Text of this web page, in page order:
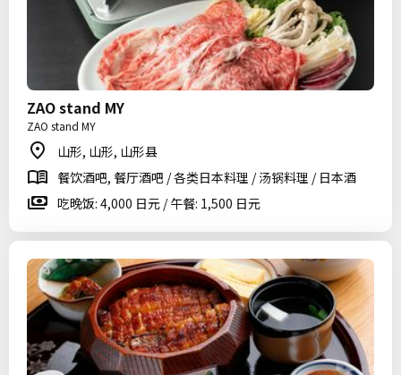
ZAO stand MY
ZAO stand MY
山形, 山形, 山形县
餐饮酒吧, 餐厅酒吧 / 各类日本料理 / 汤锅料理 / 日本酒
吃晚饭: 4,000 日元 / 午餐: 1,500 日元